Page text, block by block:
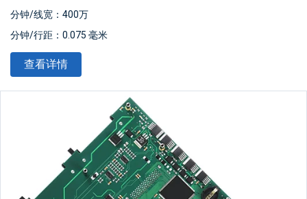
分钟/线宽：400万
分钟/行距：0.075 毫米
表面处理：喷锡/金钻/
板材尺寸：最小10*15mm，最大508*889mm
-A-610 D/IPC-III标准
证书：ISO9001/ CE/ TUV/ ROHS
服务：一站式OEM代工服务
查看详情